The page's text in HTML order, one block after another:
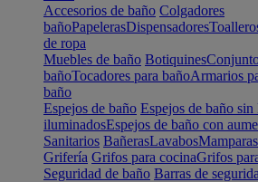
Accesorios de baño Colgadores
bañoPapelerasDispensadores
de ropa
Muebles de baño Botiquines
bañoTocadores para bañoArmarios
baño
Espejos de baño Espejos de baño
iluminadosEspejos de baño con
Sanitarios BañerasLavabosMamparas
Grifería Grifos para cocinaGrifos
Seguridad de baño Barras de